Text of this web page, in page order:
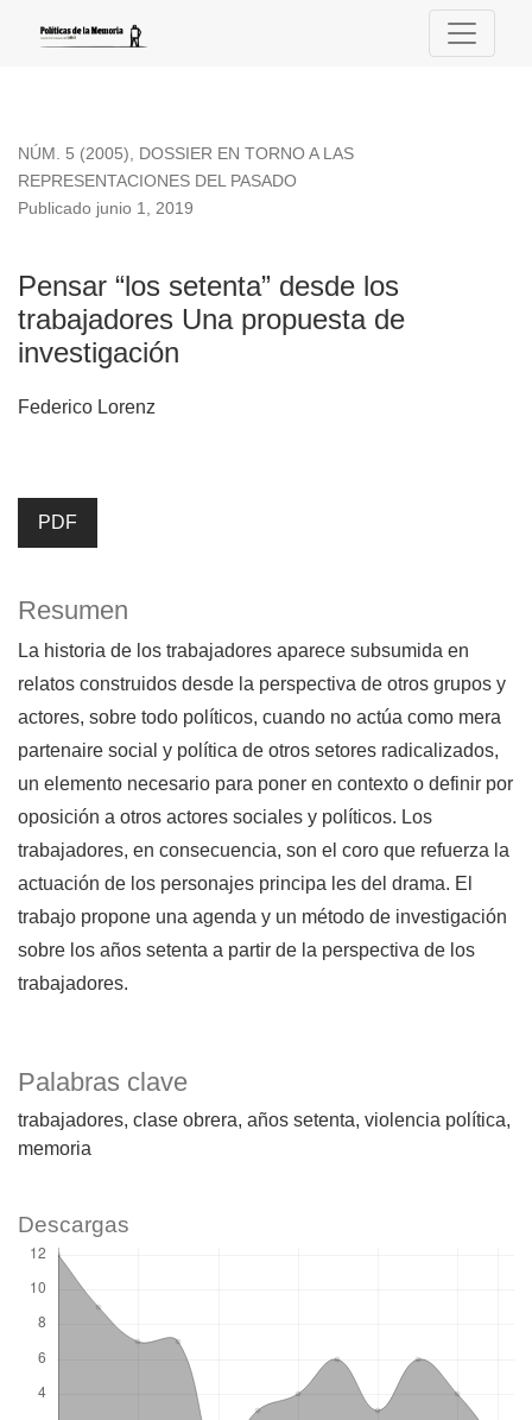
Pensar “los setenta” desde los trabajadores Una propuesta
NÚM. 5 (2005), DOSSIER EN TORNO A LAS
REPRESENTACIONES DEL PASADO
Pensar “los setenta” desde los
trabajadores Una propuesta de
investigación
Publicado junio 1, 2019
Federico Lorenz
PDF
Palabras clave
trabajadores clase obrera años setenta violencia política
memoria
Resumen
La historia de los trabajadores aparece subsumida en
relatos construidos desde la perspectiva de otros grupos y
actores, sobre todo políticos, cuando no actúa como mera
partenaire social y política de otros setores radicalizados,
un elemento necesario para poner en contexto o definir por
oposición a otros actores sociales y políticos. Los
trabajadores, en consecuencia, son el coro que refuerza la
actuación de los personajes principa les del drama. El
trabajo propone una agenda y un método de investigación
sobre los años setenta a partir de la perspectiva de los
trabajadores.
Descargas